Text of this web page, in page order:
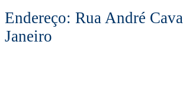
Endereço: Rua André
Janeiro